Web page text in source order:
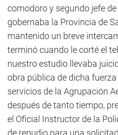
comodoro y segundo jefe
gobernaba la Provincia de
mantenido un breve
terminó cuando le corté el
nuestro estudio llevaba
obra pública de dicha
servicios de la Agrupación
después de tanto tiempo,
el Oficial Instructor de la
de repudio para una